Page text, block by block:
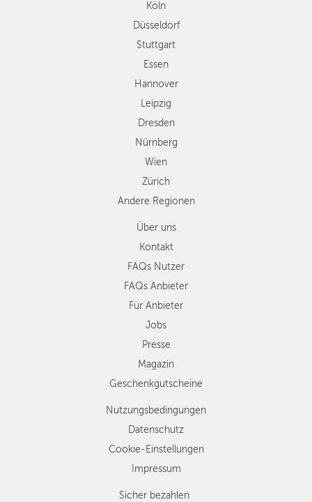
Dresden
Nürnberg
Wien
Zürich
Andere
Regionen
Köln
Düsseldorf
Stuttgart
Essen
Hannover
Leipzig
Dresden
Nürnberg
Wien
Zürich
Andere Regionen
Über uns
Kontakt
FAQs Nutzer
FAQs Anbieter
Für Anbieter
Jobs
Presse
Magazin
Geschenkgutscheine
Nutzungsbedingungen
Datenschutz
Cookie-Einstellungen
Impressum
Sicher bezahlen